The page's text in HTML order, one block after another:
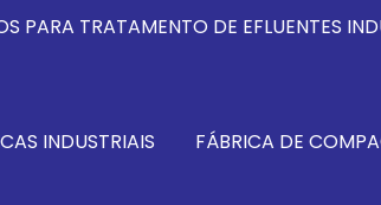
PARA TRATAMENTO DE EFLUENTES
INDUSTRIAIS FÁBRICA DE